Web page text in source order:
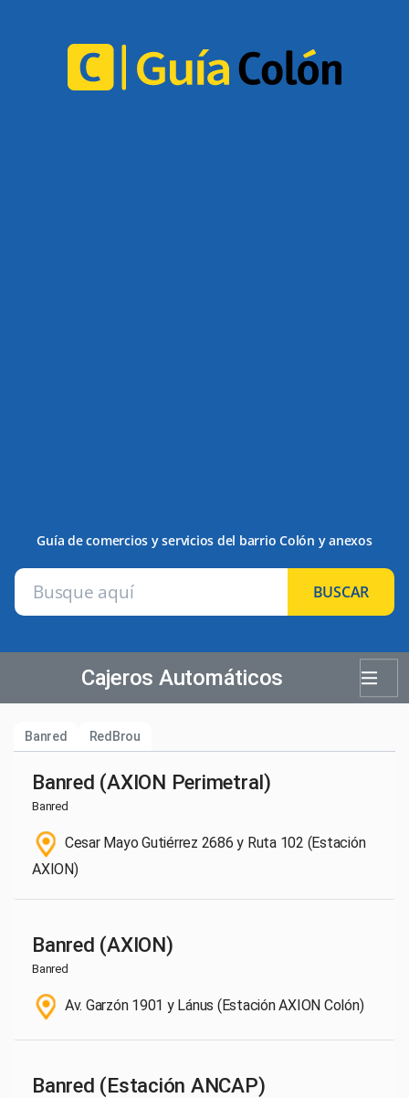
Guía de comercios y servicios del barrio Colón y anexos
BUSCAR
Cajeros Automáticos
Banred RedBrou
Banred (AXION Perimetral)
Banred
Cesar Mayo Gutiérrez 2686 y Ruta 102 (Estación
AXION)
Banred (AXION)
Banred
Av. Garzón 1901 y Lánus (Estación AXION Colón)
Banred (Estación ANCAP)